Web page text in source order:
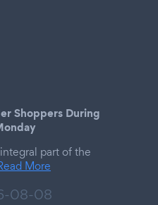
Shoppers During
part of the
More
08-08